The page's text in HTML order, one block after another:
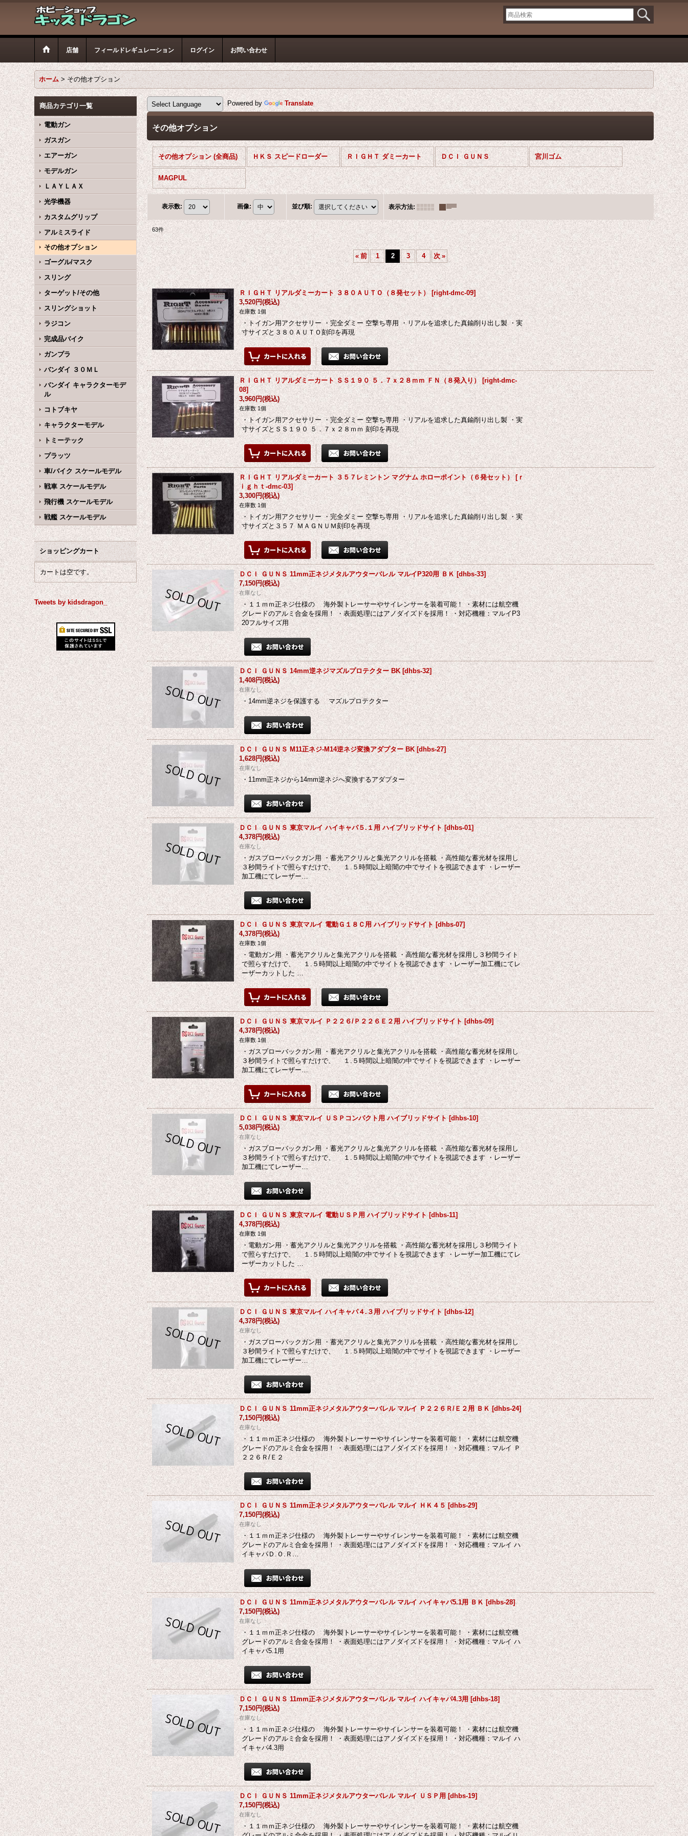
店舗 フィールドレギュレーション ログイン お問い合わせ
ホーム > その他オプション
商品カテゴリ一覧
電動ガン
ガスガン
エアーガン
モデルガン
ＬＡＹＬＡＸ
光学機器
カスタムグリップ
アルミスライド
その他オプション
ゴーグル/マスク
スリング
ターゲット/その他
スリングショット
ラジコン
完成品バイク
ガンプラ
バンダイ ３０ＭＬ
バンダイ キャラクターモデ
ル
コトブキヤ
キャラクターモデル
トミーテック
プラッツ
車/バイク スケールモデル
戦車 スケールモデル
飛行機 スケールモデル
戦艦 スケールモデル
ショッピングカート
カートは空です。
Tweets by kidsdragon_
Powered by Translate
その他オプション
その他オプション (全商品) ＨＫＳ スピードローダー ＲＩＧＨＴ ダミーカート ＤＣＩ ＧＵＮＳ 宮川ゴム
MAGPUL
表示数: 画像: 並び順: 表示方法:
63件
« 前 1 2 3 4 次 »
ＲＩＧＨＴ リアルダミーカート ３８０ＡＵＴＯ（８発セット） [right-dmc-09]
3,520円(税込)
在庫数 1個
・トイガン用アクセサリー ・完全ダミー 空撃ち専用 ・リアルを追求した真鍮削り出し製 ・実
寸サイズと３８０ＡＵＴＯ刻印を再現
ＲＩＧＨＴ リアルダミーカート ＳＳ１９０ ５．７ｘ２８ｍｍ ＦＮ（８発入り） [right-dmc-
08]
3,960円(税込)
在庫数 1個
・トイガン用アクセサリー ・完全ダミー 空撃ち専用 ・リアルを追求した真鍮削り出し製 ・実
寸サイズとＳＳ１９０ ５．７ｘ２８ｍｍ 刻印を再現
ＲＩＧＨＴ リアルダミーカート ３５７レミントン マグナム ホローポイント（６発セット） [ｒ
ｉｇｈｔ-dmc-03]
3,300円(税込)
在庫数 1個
・トイガン用アクセサリー ・完全ダミー 空撃ち専用 ・リアルを追求した真鍮削り出し製 ・実
寸サイズと３５７ ＭＡＧＮＵＭ刻印を再現
ＤＣＩ ＧＵＮＳ 11mm正ネジメタルアウターバレル マルイP320用 ＢＫ [dhbs-33]
7,150円(税込)
在庫なし
・１１ｍｍ正ネジ仕様の 海外製トレーサーやサイレンサーを装着可能！ ・素材には航空機
グレードのアルミ合金を採用！ ・表面処理にはアノダイズドを採用！ ・対応機種：マルイP3
20フルサイズ用
ＤＣＩ ＧＵＮＳ 14mm逆ネジマズルプロテクター BK [dhbs-32]
1,408円(税込)
在庫なし
・14mm逆ネジを保護する マズルプロテクター
ＤＣＩ ＧＵＮＳ M11正ネジ-M14逆ネジ変換アダプター BK [dhbs-27]
1,628円(税込)
在庫なし
・11mm正ネジから14mm逆ネジへ変換するアダプター
ＤＣＩ ＧＵＮＳ 東京マルイ ハイキャパ５.１用 ハイブリッドサイト [dhbs-01]
4,378円(税込)
在庫なし
・ガスブローバックガン用 ・蓄光アクリルと集光アクリルを搭載 ・高性能な蓄光材を採用し
３秒間ライトで照らすだけで、 １.５時間以上暗闇の中でサイトを視認できます ・レーザー
加工機にてレーザー…
ＤＣＩ ＧＵＮＳ 東京マルイ 電動Ｇ１８Ｃ用 ハイブリッドサイト [dhbs-07]
4,378円(税込)
在庫数 1個
・電動ガン用 ・蓄光アクリルと集光アクリルを搭載 ・高性能な蓄光材を採用し３秒間ライト
で照らすだけで、 １.５時間以上暗闇の中でサイトを視認できます ・レーザー加工機にてレ
ーザーカットした …
ＤＣＩ ＧＵＮＳ 東京マルイ Ｐ２２６/Ｐ２２６Ｅ２用 ハイブリッドサイト [dhbs-09]
4,378円(税込)
在庫数 1個
・ガスブローバックガン用 ・蓄光アクリルと集光アクリルを搭載 ・高性能な蓄光材を採用し
３秒間ライトで照らすだけで、 １.５時間以上暗闇の中でサイトを視認できます ・レーザー
加工機にてレーザー…
ＤＣＩ ＧＵＮＳ 東京マルイ ＵＳＰコンパクト用 ハイブリッドサイト [dhbs-10]
5,038円(税込)
在庫なし
・ガスブローバックガン用 ・蓄光アクリルと集光アクリルを搭載 ・高性能な蓄光材を採用し
３秒間ライトで照らすだけで、 １.５時間以上暗闇の中でサイトを視認できます ・レーザー
加工機にてレーザー…
ＤＣＩ ＧＵＮＳ 東京マルイ 電動ＵＳＰ用 ハイブリッドサイト [dhbs-11]
4,378円(税込)
在庫数 1個
・電動ガン用 ・蓄光アクリルと集光アクリルを搭載 ・高性能な蓄光材を採用し３秒間ライト
で照らすだけで、 １.５時間以上暗闇の中でサイトを視認できます ・レーザー加工機にてレ
ーザーカットした …
ＤＣＩ ＧＵＮＳ 東京マルイ ハイキャパ４.３用 ハイブリッドサイト [dhbs-12]
4,378円(税込)
在庫なし
・ガスブローバックガン用 ・蓄光アクリルと集光アクリルを搭載 ・高性能な蓄光材を採用し
３秒間ライトで照らすだけで、 １.５時間以上暗闇の中でサイトを視認できます ・レーザー
加工機にてレーザー…
ＤＣＩ ＧＵＮＳ 11mm正ネジメタルアウターバレル マルイ Ｐ２２６Ｒ/Ｅ２用 ＢＫ [dhbs-24]
7,150円(税込)
在庫なし
・１１ｍｍ正ネジ仕様の 海外製トレーサーやサイレンサーを装着可能！ ・素材には航空機
グレードのアルミ合金を採用！ ・表面処理にはアノダイズドを採用！ ・対応機種：マルイ Ｐ
２２６Ｒ/Ｅ２
ＤＣＩ ＧＵＮＳ 11mm正ネジメタルアウターバレル マルイ ＨＫ４５ [dhbs-29]
7,150円(税込)
在庫なし
・１１ｍｍ正ネジ仕様の 海外製トレーサーやサイレンサーを装着可能！ ・素材には航空機
グレードのアルミ合金を採用！ ・表面処理にはアノダイズドを採用！ ・対応機種：マルイ ハ
イキャパＤ.Ｏ.Ｒ…
ＤＣＩ ＧＵＮＳ 11mm正ネジメタルアウターバレル マルイ ハイキャパ5.1用 ＢＫ [dhbs-28]
7,150円(税込)
在庫なし
・１１ｍｍ正ネジ仕様の 海外製トレーサーやサイレンサーを装着可能！ ・素材には航空機
グレードのアルミ合金を採用！ ・表面処理にはアノダイズドを採用！ ・対応機種：マルイ ハ
イキャパ5.1用
ＤＣＩ ＧＵＮＳ 11mm正ネジメタルアウターバレル マルイ ハイキャパ4.3用 [dhbs-18]
7,150円(税込)
在庫なし
・１１ｍｍ正ネジ仕様の 海外製トレーサーやサイレンサーを装着可能！ ・素材には航空機
グレードのアルミ合金を採用！ ・表面処理にはアノダイズドを採用！ ・対応機種：マルイ ハ
イキャパ4.3用
ＤＣＩ ＧＵＮＳ 11mm正ネジメタルアウターバレル マルイ ＵＳＰ用 [dhbs-19]
7,150円(税込)
在庫なし
・１１ｍｍ正ネジ仕様の 海外製トレーサーやサイレンサーを装着可能！ ・素材には航空機